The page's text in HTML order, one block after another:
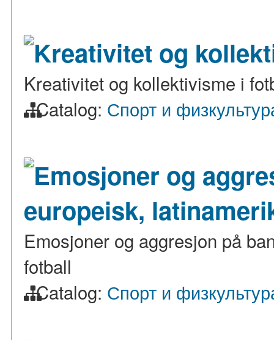
Kreativitet og
Kreativitet og kollektivisme i
Catalog: Спорт и
Emosjoner og
europeisk,
Emosjoner og aggresjon på
fotball
Catalog: Спорт и